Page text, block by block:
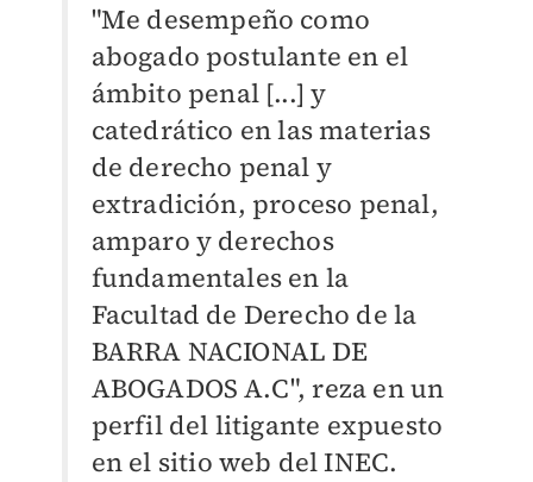
"Me desempeño como
abogado postulante en el
ámbito penal [...] y
catedrático en las materias
de derecho penal y
extradición, proceso penal,
amparo y derechos
fundamentales en la
Facultad de Derecho de la
BARRA NACIONAL DE
ABOGADOS A.C", reza en un
perfil del litigante expuesto
en el sitio web del INEC.